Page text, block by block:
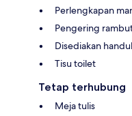
Perlengkapan
Pengering
Disediakan
Tisu toilet
Tetap terhubung
Meja tulis